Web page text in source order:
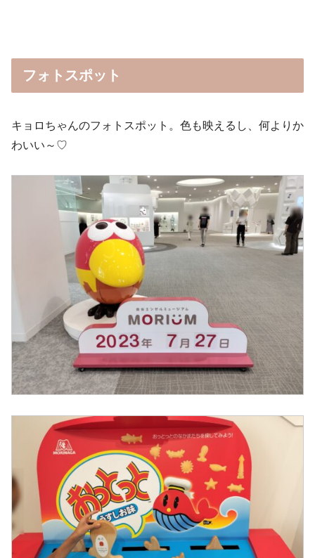
フォトスポット
キョロちゃんのフォトスポット。色も映えるし、何よりか
わいい～♡